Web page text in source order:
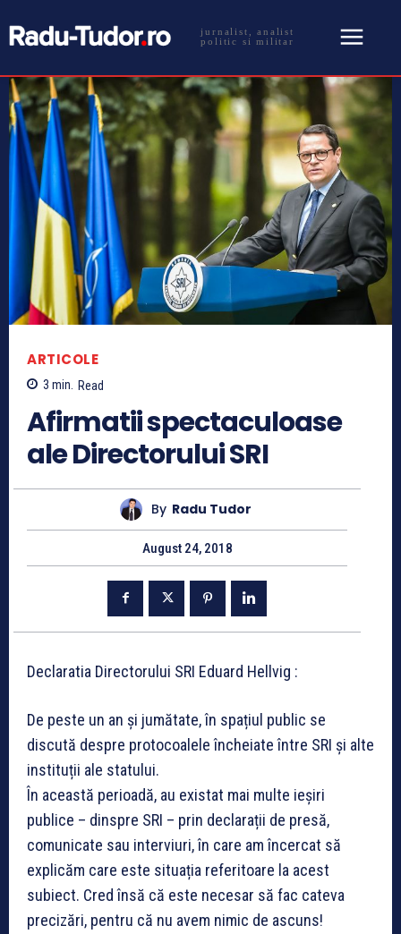
jurnalist, analist
politic si militar
ARTICOLE
3 min. Read
Afirmatii spectaculoase
ale Directorului SRI
By Radu Tudor
August 24, 2018
Declaratia Directorului SRI Eduard Hellvig :
De peste un an și jumătate, în spațiul public se
discută despre protocoalele încheiate între SRI și alte
instituții ale statului.
În această perioadă, au existat mai multe ieșiri
publice – dinspre SRI – prin declarații de presă,
comunicate sau interviuri, în care am încercat să
explicăm care este situația referitoare la acest
subiect. Cred însă că este necesar să fac cateva
precizări, pentru că nu avem nimic de ascuns!